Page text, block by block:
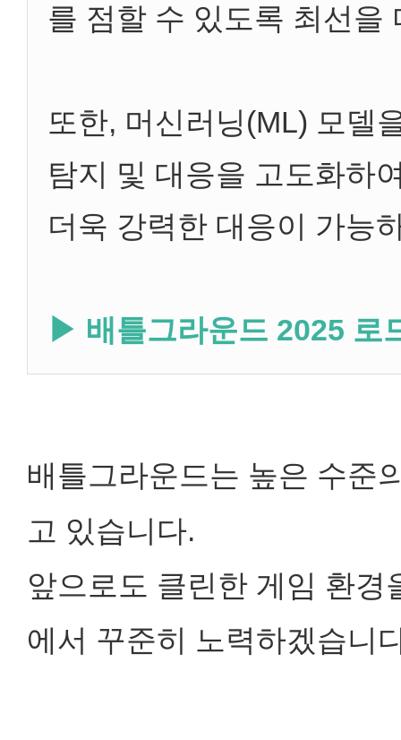
를 점할 수 있도록 최선을
또한, 머신러닝(ML) 모델
탐지 및 대응을 고도화하
더욱 강력한 대응이 가능
▶ 배틀그라운드 2025 로
배틀그라운드는 높은 수준
고 있습니다.
앞으로도 클린한 게임 환
에서 꾸준히 노력하겠습니